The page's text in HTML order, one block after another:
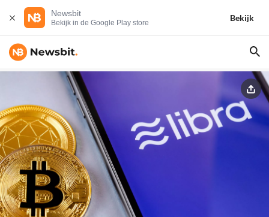
Newsbit
Bekijk in de Google Play store
Bekijk